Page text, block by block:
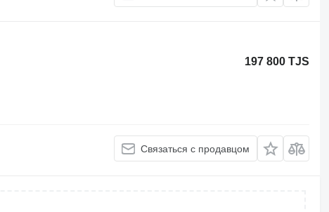
197 800 TJS
Связаться с продавцом